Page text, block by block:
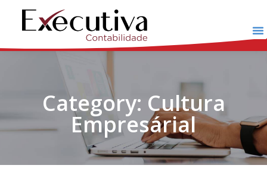
Category: Cultura
Empresárial